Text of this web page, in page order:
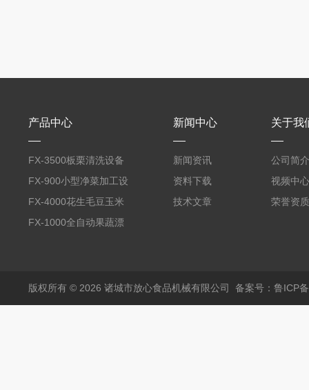
产品中心
FX-3500板栗清洗设备
全自动气泡清洗机
FX-900小型净菜加工设
备野菜清洗机
FX-4000花生毛豆玉米
蒸煮漂烫机
FX-1000全自动果蔬漂
新闻中心
新闻资讯
资料下载
技术文章
关于我
公司简介
视频中心
荣誉资质
版权所有 © 2026 诸城市放心食品机械有限公司 备案号：鲁ICP